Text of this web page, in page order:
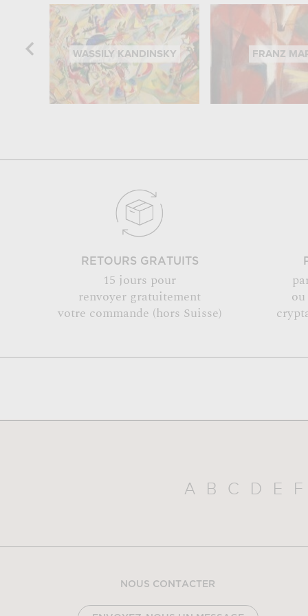
WASSILY KANDINSKY FRANZ
RETOURS GRATUITS
15 jours pour
renvoyer gratuitement
votre commande (hors Suisse)
A B C D E F
NOUS CONTACTER